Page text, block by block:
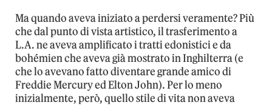
Ma quando aveva iniziato a perdersi veramente? Più
che dal punto di vista artistico, il trasferimento a
L.A. ne aveva amplificato i tratti edonistici e da
bohémien che aveva già mostrato in Inghilterra (e
che lo avevano fatto diventare grande amico di
Freddie Mercury ed Elton John). Per lo meno
inizialmente, però, quello stile di vita non aveva